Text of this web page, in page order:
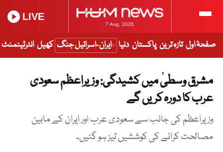
7 Aug, 2026
LIVE
صفحۂ اول تازہ ترین پاکستان دنیا ایران-اسرائیل جنگ کھیل انٹرٹینمنٹ
مشرق وسطیٰ میں کشیدگی: وزیراعظم سعودی
عرب کا دورہ کریں گے
وزیراعظم کی جانب سے سعودی عرب اور ایران کے مابین
مصالحت کرانے کی کوششیں تیز ہو گئیں۔